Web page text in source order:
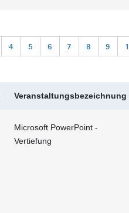
4 5 6 7 8 9
Veranstaltungsbezeichnung
Microsoft PowerPoint -
Vertiefung